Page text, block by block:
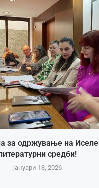
за одржување на
средби!
јануари 13, 2026